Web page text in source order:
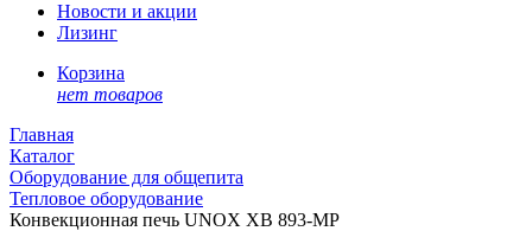
Новости и акции
Лизинг
Корзина
нет товаров
Главная
Каталог
Оборудование для общепита
Тепловое оборудование
Конвекционная печь UNOX XB 893‑MP